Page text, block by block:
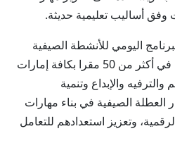
وفق أساليب تعليمية حديثة.
اليومي للأنشطة الصيفية
التي ينظمها صندوق الوطن، في أكثر من 50 مقرا بكافة إمارات
والترفيه والإبداع وتنمية
العطلة الصيفية في بناء مهارات
وتعزيز استعدادهم للتعامل